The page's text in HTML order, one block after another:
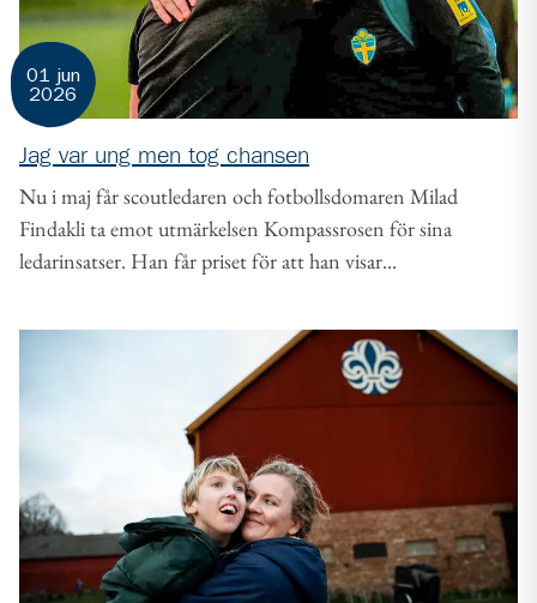
01 jun
2026
Jag var ung men tog chansen
Nu i maj får scoutledaren och fotbollsdomaren Milad
Findakli ta emot utmärkelsen Kompassrosen för sina
ledarinsatser. Han får priset för att han visar...